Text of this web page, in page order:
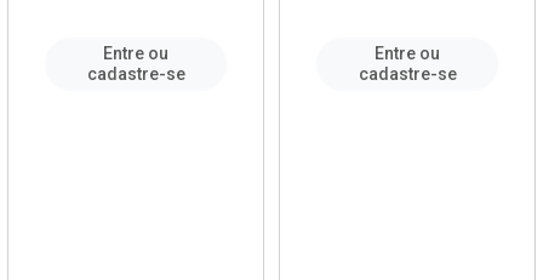
Entre ou
cadastre-se
Entre ou
cadastre-se